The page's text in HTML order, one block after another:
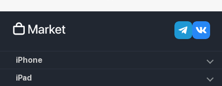
iPhone
iPhone 18 Pro Max
iPad